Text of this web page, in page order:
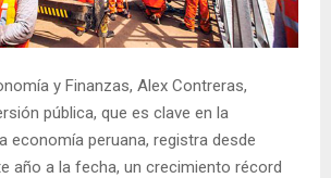
y Finanzas, Alex Contreras,
pública, que es clave en la
economía peruana, registra desde
año a la fecha, un crecimiento récord